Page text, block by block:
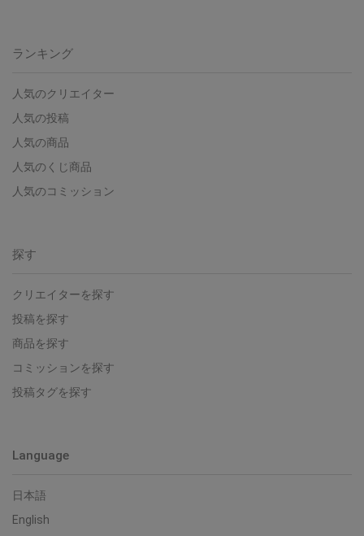
ランキング
人気のクリエイター
人気の投稿
人気の商品
人気のくじ商品
人気のコミッション
探す
クリエイターを探す
投稿を探す
商品を探す
コミッションを探す
投稿タグを探す
Language
日本語
English